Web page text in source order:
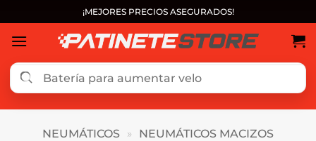
al
contenido
¡MEJORES PRECIOS ASEGURADOS!
NEUMÁTICOS » NEUMÁTICOS MACIZOS